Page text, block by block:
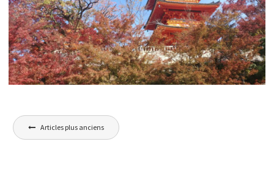
Audrey
Navigation
des
Articles plus anciens